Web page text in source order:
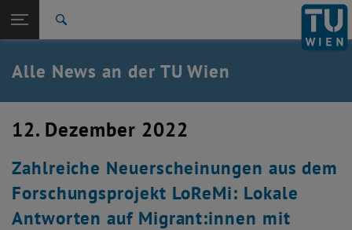
TU Login
Quicklinks
Quicklinks-Menü umschalten
Studium
Karriere
Zurück: Subseiten von TU Wien Startseite auflisten
Zurück zur letzten Ebene:
TU Wien Startseite
Übersicht
Alle News an der TU Wien
12. Dezember 2022
Zahlreiche Neuerscheinungen aus dem
Forschungsprojekt LoReMi: Lokale
Antworten auf Migrant:innen mit